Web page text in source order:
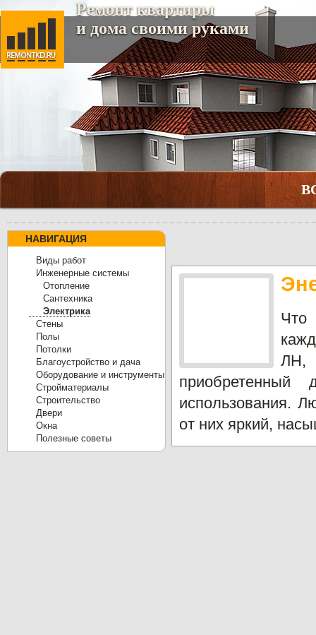
Ремонт квартиры
и дома своими руками
Что
ЛН,
приобретенный
использования.
от них яркий,
НАВИГАЦИЯ
Виды работ
Инженерные системы
Отопление
Сантехника
Электрика
Cтены
Полы
Потолки
Благоустройство и дача
Оборудование и инструменты
Стройматериалы
Строительство
Двери
Окна
Полезные советы